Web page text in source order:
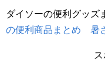
ダイソーの便利グッズ
の便利商品まとめ 暑